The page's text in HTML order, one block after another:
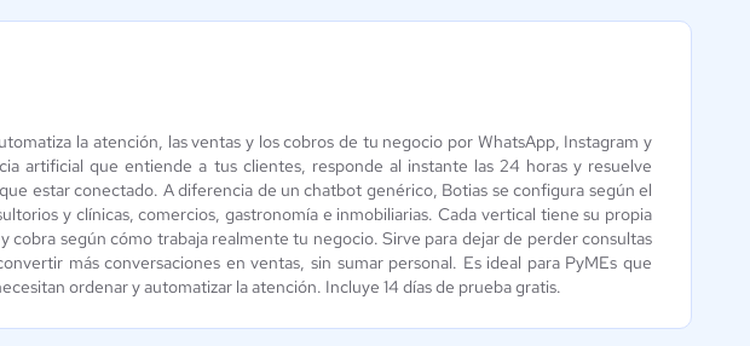
/ 5
LiveConnect
Chat
4.8 / 5
Creatio Studio
Aún sin
calificación
la atención, las ventas y los cobros de tu negocio por WhatsApp, Instagram y
artificial que entiende a tus clientes, responde al instante las 24 horas y resuelve
estar conectado. A diferencia de un chatbot genérico, Botias se configura según el
y clínicas, comercios, gastronomía e inmobiliarias. Cada vertical tiene su propia
cobra según cómo trabaja realmente tu negocio. Sirve para dejar de perder consultas
más conversaciones en ventas, sin sumar personal. Es ideal para PyMEs que
ordenar y automatizar la atención. Incluye 14 días de prueba gratis.